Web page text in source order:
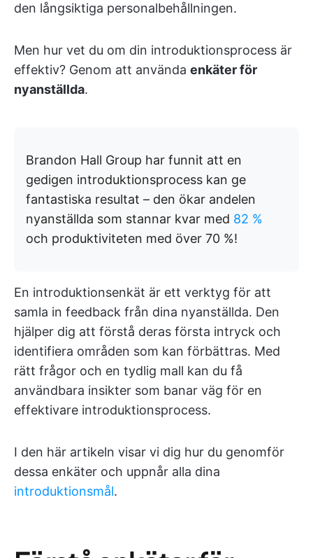
den långsiktiga personalbehållningen.
Men hur vet du om din introduktionsprocess är
effektiv? Genom att använda enkäter för
nyanställda.
Brandon Hall Group har funnit att en
gedigen introduktionsprocess kan ge
fantastiska resultat – den ökar andelen
nyanställda som stannar kvar med 82 %
och produktiviteten med över 70 %!
En introduktionsenkät är ett verktyg för att
samla in feedback från dina nyanställda. Den
hjälper dig att förstå deras första intryck och
identifiera områden som kan förbättras. Med
rätt frågor och en tydlig mall kan du få
användbara insikter som banar väg för en
effektivare introduktionsprocess.
I den här artikeln visar vi dig hur du genomför
dessa enkäter och uppnår alla dina
introduktionsmål.